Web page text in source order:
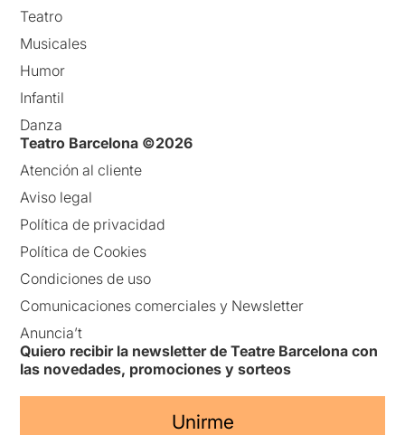
Teatro
Musicales
Humor
Infantil
Danza
Teatro Barcelona ©2026
Atención al cliente
Aviso legal
Política de privacidad
Política de Cookies
Condiciones de uso
Comunicaciones comerciales y Newsletter
Anuncia’t
Quiero recibir la newsletter de Teatre Barcelona con
las novedades, promociones y sorteos
Unirme